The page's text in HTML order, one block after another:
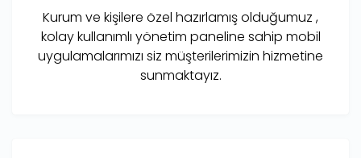
Kurum ve kişilere özel hazırlamış olduğumuz ,
kolay kullanımlı yönetim paneline sahip mobil
uygulamalarımızı siz müşterilerimizin hizmetine
sunmaktayız.